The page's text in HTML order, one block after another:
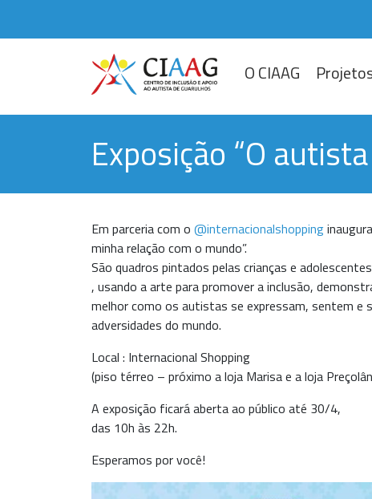
O CIAAG
Exposição “O
Em parceria com o @internacionalshopping
minha relação com o mundo”.
São quadros pintados pelas crianças e
, usando a arte para promover a inclusão,
melhor como os autistas se expressam, sentem e
adversidades do mundo.
Local : Internacional Shopping
(piso térreo – próximo a loja Marisa e a loja
A exposição ficará aberta ao público até 30/4,
das 10h às 22h.
Esperamos por você!